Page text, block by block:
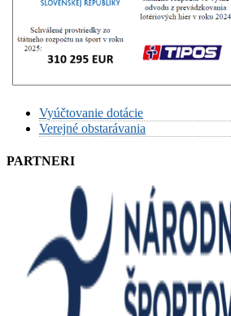
Vyúčtovanie dotácie
Verejné obstarávania
PARTNERI